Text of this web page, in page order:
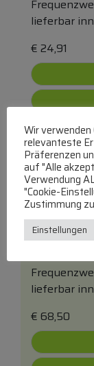
lieferbar
€ 24,91
5868
1 STK.
lieferbar
€ 68,50
Wir verwenden
relevanteste
Präferenzen
auf "Alle
Verwendung
"Cookie-
Zustimmung
Einstellungen